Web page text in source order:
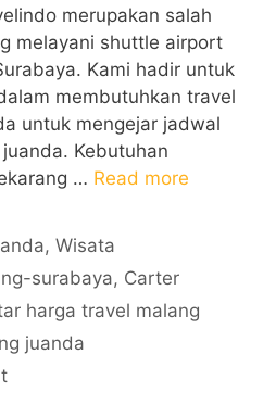
merupakan salah
melayani shuttle airport
Kami hadir untuk
membutuhkan travel
untuk mengejar jadwal
Kebutuhan
… Read more
,Wisata
surabaya, Carter
harga travel malang
juanda